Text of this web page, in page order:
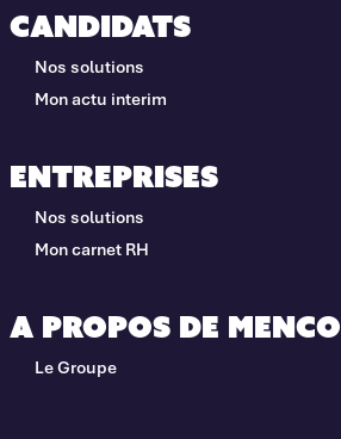
Candidats
Nos solutions
Mon actu interim
Entreprises
Nos solutions
Mon carnet RH
A propos de Menco
Le Groupe